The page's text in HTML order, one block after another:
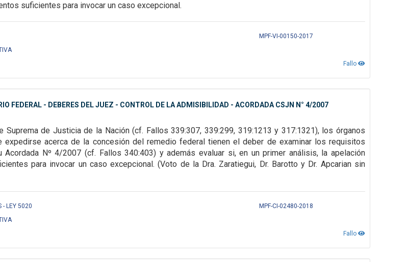
suficientes para invocar un caso excepcional.
MPF-VI-00150-2017
Fallo
FEDERAL - DEBERES DEL JUEZ - CONTROL DE LA ADMISIBILIDAD - ACORDADA CSJN N° 4/2007
Suprema de Justicia de la Nación (cf. Fallos 339:307, 339:299, 319:1213 y 317:1321), los órganos
acerca de la concesión del remedio federal tienen el deber de examinar los requisitos
Acordada Nº 4/2007 (cf. Fallos 340:403) y además evaluar si, en un primer análisis, la apelación
para invocar un caso excepcional. (Voto de la Dra. Zaratiegui, Dr. Barotto y Dr. Apcarian sin
- LEY 5020
MPF-CI-02480-2018
Fallo